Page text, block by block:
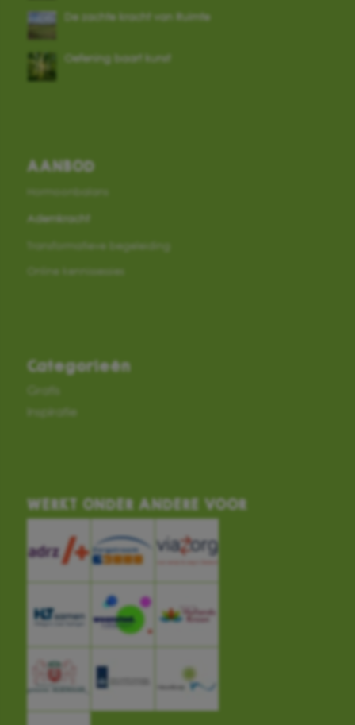
De zachte kracht van Ruimte
Oefening baart kunst
AANBOD
Hormoonbalans
Ademkracht
Transformatieve begeleiding
Online kennissessies
Categorieën
Gratis
Inspiratie
WERKT ONDER ANDERE VOOR